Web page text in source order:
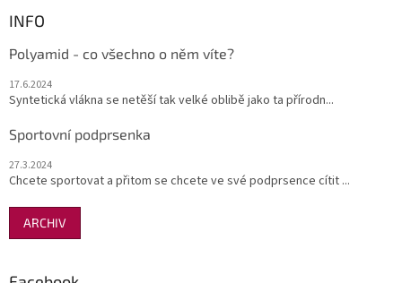
INFO
Polyamid - co všechno o něm víte?
17.6.2024
Syntetická vlákna se netěší tak velké oblibě jako ta přírodn...
Sportovní podprsenka
27.3.2024
Chcete sportovat a přitom se chcete ve své podprsence cítit ...
ARCHIV